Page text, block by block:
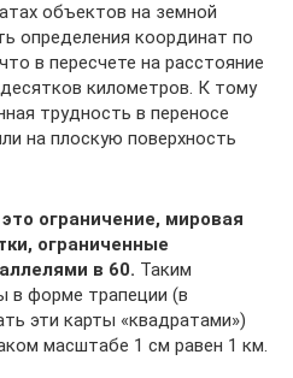
объектов на земной
определения координат по
в пересчете на расстояние
километров. К тому
трудность в переносе
на плоскую поверхность
ограничение, мировая
ограниченные
в 60. Таким
в форме трапеции (в
эти карты «квадратами»)
масштабе 1 см равен 1 км.